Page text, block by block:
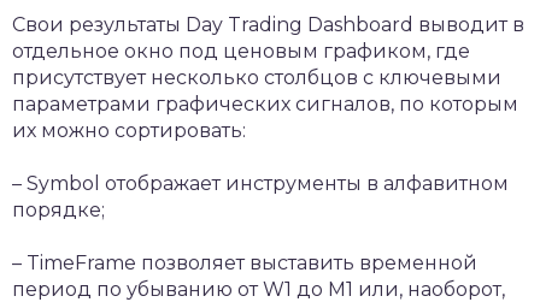
Свои результаты Day Trading Dashboard выводит в
отдельное окно под ценовым графиком, где
присутствует несколько столбцов с ключевыми
параметрами графических сигналов, по которым
их можно сортировать:
– Symbol отображает инструменты в алфавитном
порядке;
– TimeFrame позволяет выставить временной
период по убыванию от W1 до M1 или, наоборот,